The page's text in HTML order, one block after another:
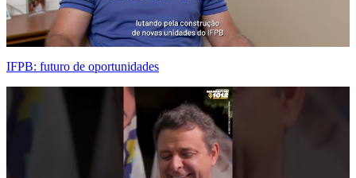
IFPB: futuro de oportunidades